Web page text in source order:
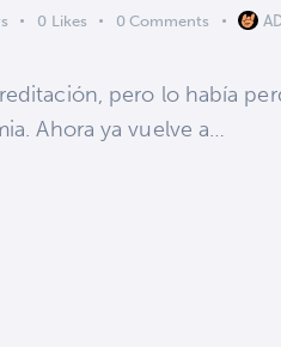
0 Likes 0 Comments
pero lo había
Ahora ya vuelve a…